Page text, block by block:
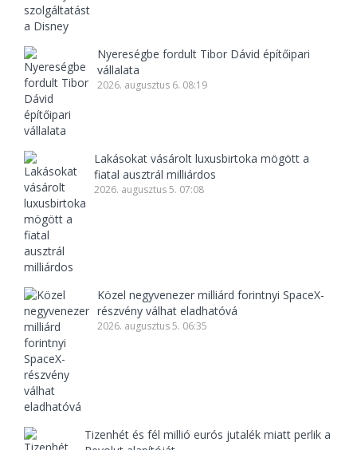
Nyereségbe fordult Tibor Dávid építőipari
vállalata
2026. augusztus 6. 08:19
Lakásokat vásárolt luxusbirtoka mögött a
fiatal ausztrál milliárdos
2026. augusztus 5. 07:08
Közel negyvenezer milliárd forintnyi SpaceX-
részvény válhat eladhatóvá
2026. augusztus 5. 06:35
Tizenhét és fél millió eurós jutalék miatt perlik a